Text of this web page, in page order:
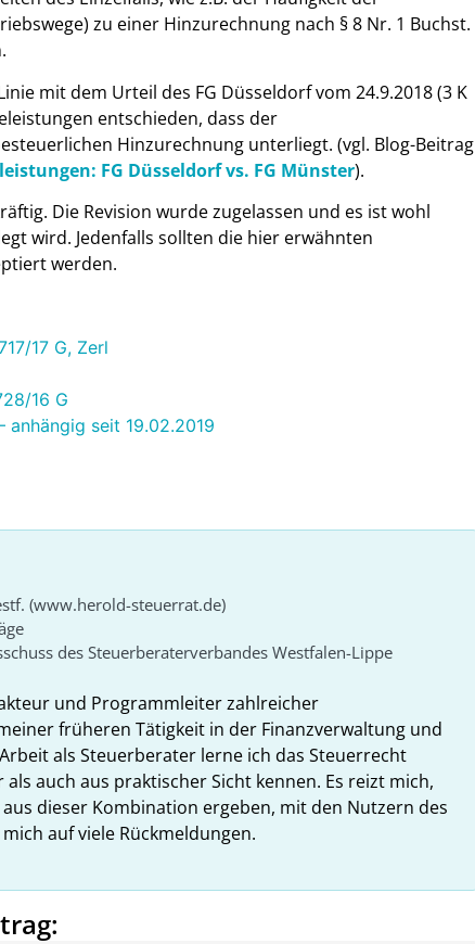
zu einer Hinzurechnung nach § 8 Nr. 1 Buchst.
mit dem Urteil des FG Düsseldorf vom 24.9.2018 (3 K
entschieden, dass der
Hinzurechnung unterliegt. (vgl. Blog-Beitrag
FG Düsseldorf vs. FG Münster).
Die Revision wurde zugelassen und es ist wohl
wird. Jedenfalls sollten die hier erwähnten
werden.
17 G, Zerl
16 G
anhängig seit 19.02.2019
(www.herold-steuerrat.de)
des Steuerberaterverbandes Westfalen-Lippe
und Programmleiter zahlreicher
früheren Tätigkeit in der Finanzverwaltung und
als Steuerberater lerne ich das Steuerrecht
auch aus praktischer Sicht kennen. Es reizt mich,
dieser Kombination ergeben, mit den Nutzern des
auf viele Rückmeldungen.